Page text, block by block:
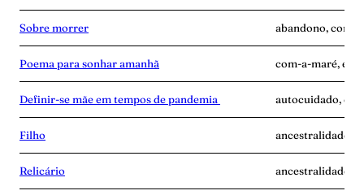
Sobre morrer abandono, com-
Poema para sonhar amanhã com-a-maré,
Definir-se mãe em tempos de pandemia autocuidado,
Filho ancestralidade,
Relicário ancestralidade,